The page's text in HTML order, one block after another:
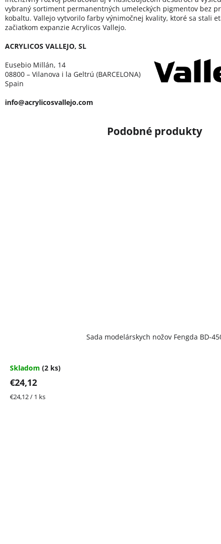
Sada modelárskych nožov Fengda BD-
Skladom (2 ks)
€24,12
Jednotková
€24,12 / 1 ks
vybraný sortiment permanentných umeleckých pigmentov bez
kobaltu. Vallejo vytvorilo farby výnimočnej kvality, ktoré sa stali
začiatkom expanzie Acrylicos Vallejo.
ACRYLICOS VALLEJO, SL
Eusebio Millán, 14
08800 – Vilanova i la Geltrú (BARCELONA)
Spain
info@acrylicosvallejo.com